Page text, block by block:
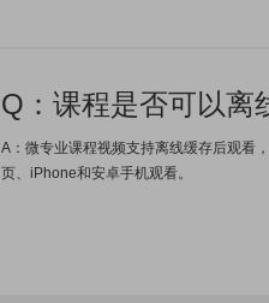
Q：课程是否可以离
A：微专业课程视频支持离线缓存后观看
页、iPhone和安卓手机观看。